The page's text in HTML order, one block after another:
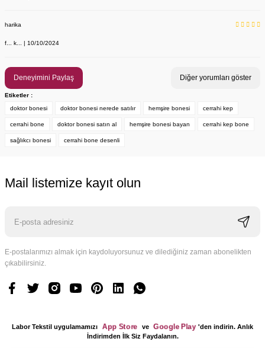
YENİ ÜRÜN
749,00 TL
harika
f... k... | 10/10/2024
Deneyimini Paylaş Diğer yorumları göster
Etiketler :
doktor bonesi
doktor bonesi nerede satılır hemşire bonesi cerrahi kep
cerrahi bone doktor bonesi satın al hemşire bonesi bayan cerrahi kep bone
sağlıkcı bonesi cerrahi bone desenli
Mail listemize kayıt olun
E-postalarımızı almak için kaydoluyorsunuz ve dilediğiniz zaman abonelikten
çıkabilirsiniz.
Labor Tekstil uygulamamızı App Store ve Google Play 'den indirin. Anlık
İndirimden İlk Siz Faydalanın.